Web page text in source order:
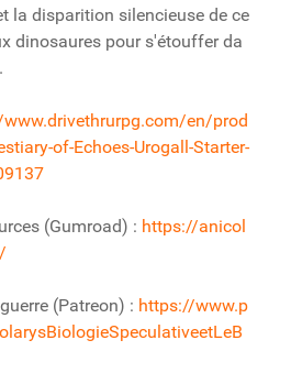
la disparition silencieuse de ce
dinosaures pour s'étouffer da
en/prod
of-Echoes-Urogall-Starter-
(Gumroad) : https://anicol
(Patreon) : https://www.p